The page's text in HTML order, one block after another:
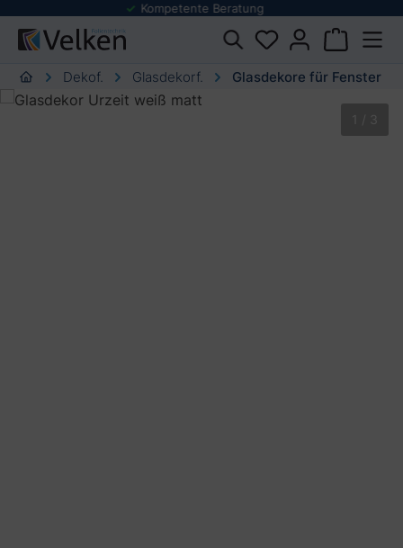
springen
Folienmuster Service
Dekof. Glasdekorf. Glasdekore für Fenster
Bildergalerie überspringen
1 / 3